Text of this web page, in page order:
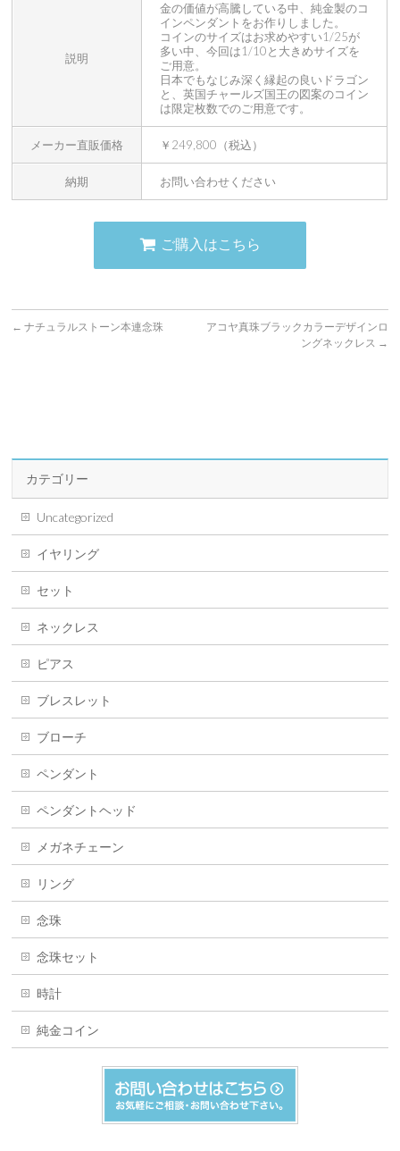
説明
金の価値が高騰している中、純金製のコ
インペンダントをお作りしました。
コインのサイズはお求めやすい1/25が
多い中、今回は1/10と大きめサイズを
ご用意。
日本でもなじみ深く縁起の良いドラゴン
と、英国チャールズ国王の図案のコイン
は限定枚数でのご用意です。
メーカー直販価格 ￥249,800（税込）
納期 お問い合わせください
ご購入はこちら
← ナチュラルストーン本連念珠
アコヤ真珠ブラックカラーデザインロ
ングネックレス →
カテゴリー
Uncategorized
イヤリング
セット
ネックレス
ピアス
ブレスレット
ブローチ
ペンダント
ペンダントヘッド
メガネチェーン
リング
念珠
念珠セット
時計
純金コイン